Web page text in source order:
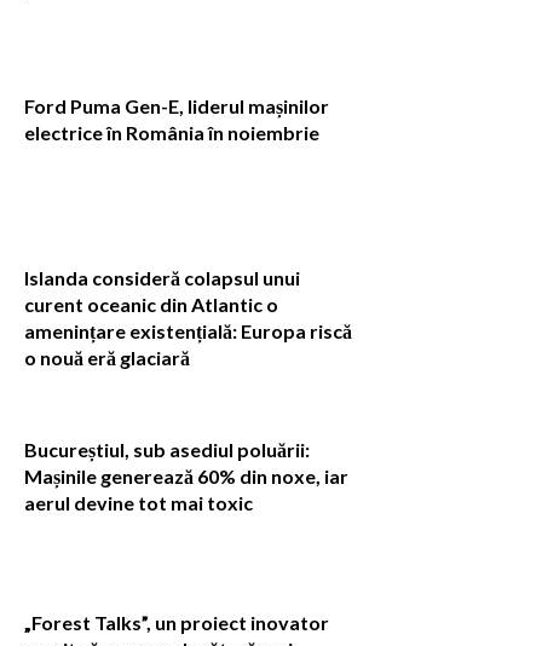
Ford Puma Gen-E, liderul mașinilor
electrice în România în noiembrie
Islanda consideră colapsul unui
curent oceanic din Atlantic o
amenințare existențială: Europa riscă
o nouă eră glaciară
Bucureștiul, sub asediul poluării:
Mașinile generează 60% din noxe, iar
aerul devine tot mai toxic
„Forest Talks”, un proiect inovator